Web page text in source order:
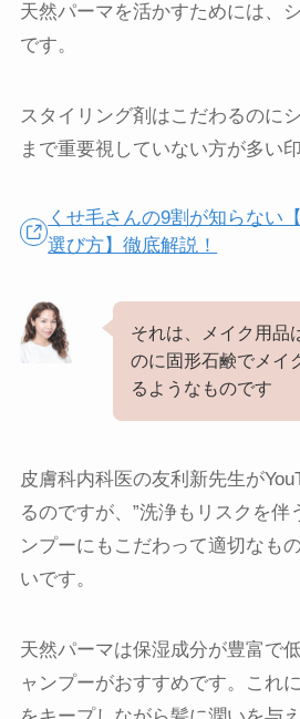
天然パーマを活かすためには、
です。
スタイリング剤はこだわるのに
まで重要視していない方が多い印
くせ毛さんの9割が知らない
選び方】徹底解説！
それは、メイク用品
のに固形石鹸でメイ
るようなものです
皮膚科内科医の友利新先生が
るのですが、”洗浄もリスクを伴
ンプーにもこだわって適切なも
いです。
天然パーマは保湿成分が豊富で
ャンプーがおすすめです。これ